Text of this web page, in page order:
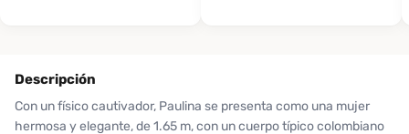
Descripción
Con un físico cautivador, Paulina se presenta como una mujer
hermosa y elegante, de 1.65 m, con un cuerpo típico colombiano